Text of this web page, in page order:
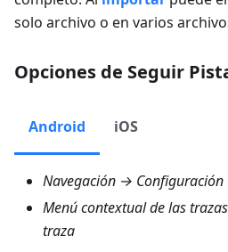
solo archivo o en varios
Opciones de Seguir
Android iOS
Navegación →
Menú contextual de las
traza